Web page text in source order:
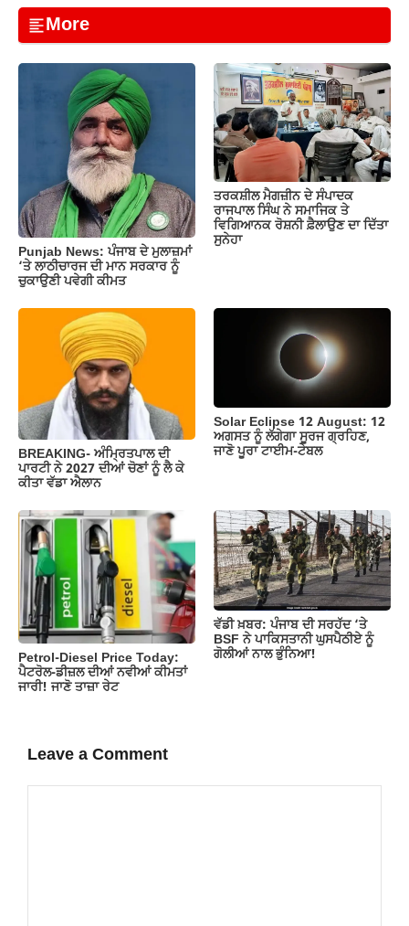
c
e
at
s
A
p
p
aile
gr
p
y
Li
n
k
ar
e
More
Punjab News: ਪੰਜਾਬ ਦੇ ਮੁਲਾਜ਼ਮਾਂ
‘ਤੇ ਲਾਠੀਚਾਰਜ ਦੀ ਮਾਨ ਸਰਕਾਰ ਨੂੰ
ਚੁਕਾਉਣੀ ਪਵੇਗੀ ਕੀਮਤ
ਤਰਕਸ਼ੀਲ ਮੈਗਜ਼ੀਨ ਦੇ ਸੰਪਾਦਕ
ਰਾਜਪਾਲ ਸਿੰਘ ਨੇ ਸਮਾਜਿਕ ਤੇ
ਵਿਗਿਆਨਕ ਰੋਸ਼ਨੀ ਫ਼ੈਲਾਉਣ ਦਾ ਦਿੱਤਾ
ਸੁਨੇਹਾ
BREAKING- ਅੰਮ੍ਰਿਤਪਾਲ ਦੀ
ਪਾਰਟੀ ਨੇ 2027 ਦੀਆਂ ਚੋਣਾਂ ਨੂੰ ਲੈ ਕੇ
ਕੀਤਾ ਵੱਡਾ ਐਲਾਨ
Solar Eclipse 12 August: 12
ਅਗਸਤ ਨੂੰ ਲੱਗੇਗਾ ਸੂਰਜ ਗ੍ਰਹਿਣ,
ਜਾਣੋ ਪੂਰਾ ਟਾਈਮ-ਟੇਬਲ
Petrol-Diesel Price Today:
ਪੈਟਰੋਲ-ਡੀਜ਼ਲ ਦੀਆਂ ਨਵੀਆਂ ਕੀਮਤਾਂ
ਜਾਰੀ! ਜਾਣੋ ਤਾਜ਼ਾ ਰੇਟ
ਵੱਡੀ ਖ਼ਬਰ: ਪੰਜਾਬ ਦੀ ਸਰਹੱਦ ‘ਤੇ
BSF ਨੇ ਪਾਕਿਸਤਾਨੀ ਘੁਸਪੈਠੀਏ ਨੂੰ
ਗੋਲੀਆਂ ਨਾਲ ਭੁੰਨਿਆ!
Leave a Comment